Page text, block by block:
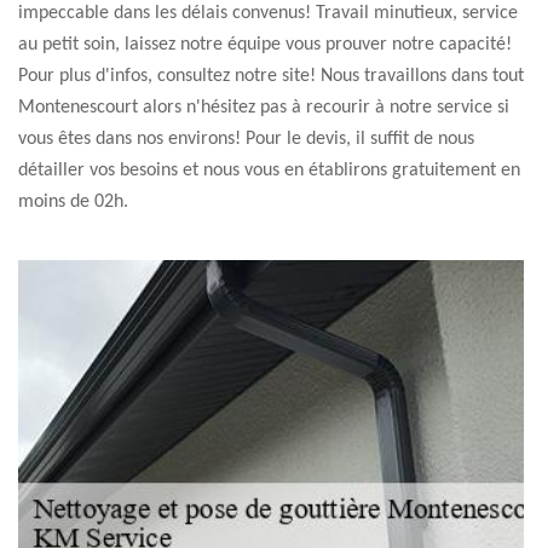
impeccable dans les délais convenus! Travail minutieux, service
au petit soin, laissez notre équipe vous prouver notre capacité!
Pour plus d'infos, consultez notre site! Nous travaillons dans tout
Montenescourt alors n'hésitez pas à recourir à notre service si
vous êtes dans nos environs! Pour le devis, il suffit de nous
détailler vos besoins et nous vous en établirons gratuitement en
moins de 02h.